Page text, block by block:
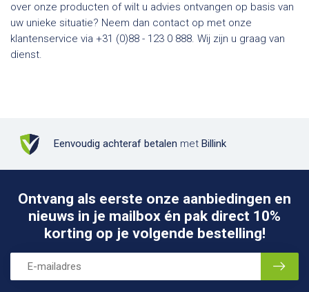
over onze producten of wilt u advies ontvangen op basis van
uw unieke situatie? Neem dan contact op met onze
klantenservice via +31 (0)88 - 123 0 888. Wij zijn u graag van
dienst.
Eenvoudig achteraf betalen met Billink
Ontvang als eerste onze aanbiedingen en
nieuws in je mailbox én pak direct 10%
korting op je volgende bestelling!